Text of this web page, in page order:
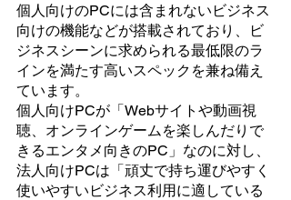
個人向けのPCには含まれないビジネス
向けの機能などが搭載されており、ビ
ジネスシーンに求められる最低限のラ
インを満たす高いスペックを兼ね備え
ています。
個人向けPCが「Webサイトや動画視
聴、オンラインゲームを楽しんだりで
きるエンタメ向きのPC」なのに対し、
法人向けPCは「頑丈で持ち運びやすく
使いやすいビジネス利用に適している